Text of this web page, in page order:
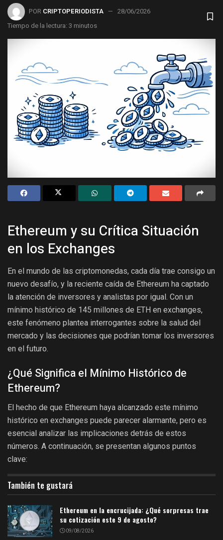
POR CRIPTOPERIODISTA
28/06/2026
Tiempo de la lectura: 3 minutos
Ethereum y su Crítica Situación
en los Exchanges
En el mundo de las criptomonedas, cada día trae consigo un
nuevo desafío, y la reciente caída de Ethereum ha captado
la atención de inversores y analistas por igual. Con un
mínimo histórico de 145 millones de ETH en exchanges,
este fenómeno plantea interrogantes sobre la salud del
mercado y las decisiones que podrían tomar los inversores
en el futuro.
¿Qué Significa el Mínimo Histórico de
Ethereum?
El hecho de que Ethereum haya alcanzado este mínimo
histórico en exchanges puede parecer alarmante, pero es
esencial analizar las implicaciones detrás de estos
números. A continuación, se presentan algunos puntos
clave:
También te gustará
Ethereum en la encrucijada: ¿Qué sorpresas trae
su cotización este 9 de agosto?
09/08/2026